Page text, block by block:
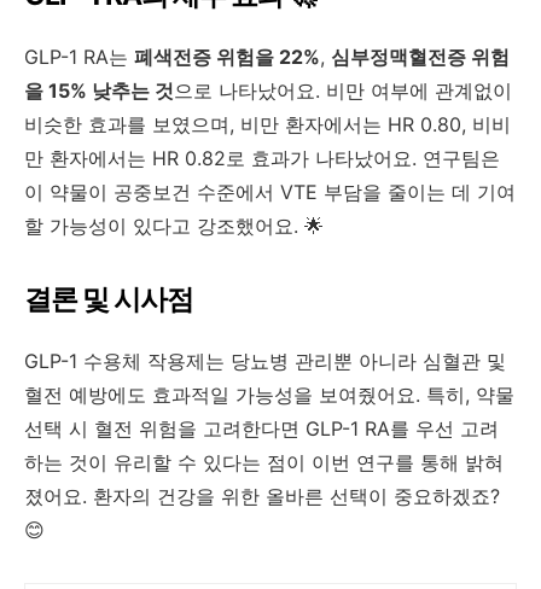
GLP-1 RA는 폐색전증 위험을 22%, 심부정맥혈전증 위험
을 15% 낮추는 것으로 나타났어요. 비만 여부에 관계없이
비슷한 효과를 보였으며, 비만 환자에서는 HR 0.80, 비비
만 환자에서는 HR 0.82로 효과가 나타났어요. 연구팀은
이 약물이 공중보건 수준에서 VTE 부담을 줄이는 데 기여
할 가능성이 있다고 강조했어요. 🌟
결론 및 시사점
GLP-1 수용체 작용제는 당뇨병 관리뿐 아니라 심혈관 및
혈전 예방에도 효과적일 가능성을 보여줬어요. 특히, 약물
선택 시 혈전 위험을 고려한다면 GLP-1 RA를 우선 고려
하는 것이 유리할 수 있다는 점이 이번 연구를 통해 밝혀
졌어요. 환자의 건강을 위한 올바른 선택이 중요하겠죠?
😊